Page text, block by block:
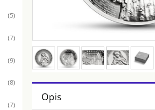
(5)
(7)
(9)
(8)
(7)
Opis